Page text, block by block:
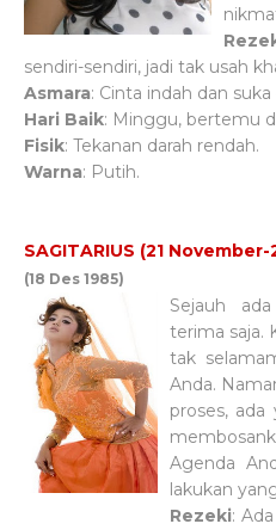
sendiri-sendiri, jadi tak usah
Asmara: Cinta indah dan
Hari Baik: Minggu, bertemu
Fisik: Tekanan darah rendah.
Warna: Putih.
SAGITARIUS (21
(18 Des 1985)
Sejauh
terima saja.
tak
Anda.
proses,
Agenda
lakukan
Rezeki: